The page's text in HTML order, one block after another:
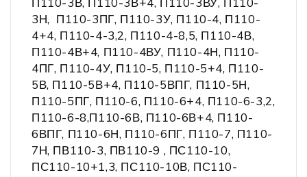
3Н, П110-3ПГ, П110-3У, П110-4, П110-
4+4, П110-4-3,2, П110-4-8,5, П110-4В,
П110-4В+4, П110-4ВУ, П110-4Н, П110-
4ПГ, П110-4У, П110-5, П110-5+4, П110-
5В, П110-5В+4, П110-5ВПГ, П110-5Н,
П110-5ПГ, П110-6, П110-6+4, П110-6-3,2,
П110-6-8,П110-6В, П110-6В+4, П110-
6ВПГ, П110-6Н, П110-6ПГ, П110-7, П110-
7Н, ПВ110-3, ПВ110-9 , ПС110-10,
ПС110-10+1,3, ПС110-10В, ПС110-